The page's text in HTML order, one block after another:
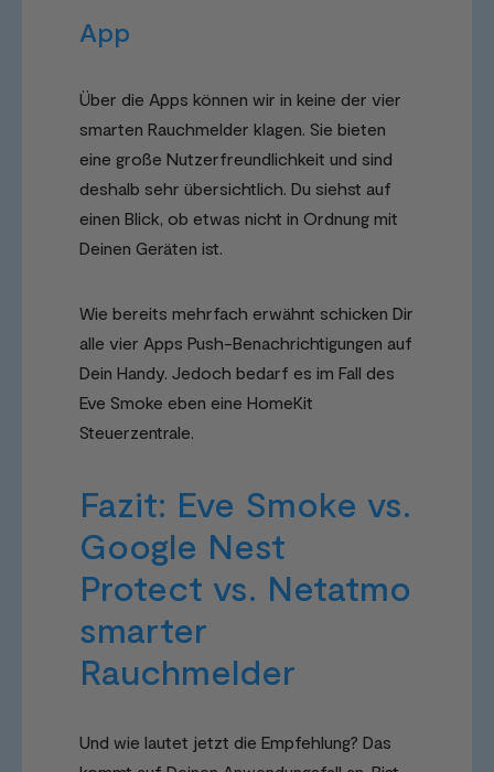
App
Über die Apps können wir in keine der vier
smarten Rauchmelder klagen. Sie bieten
eine große Nutzerfreundlichkeit und sind
deshalb sehr übersichtlich. Du siehst auf
einen Blick, ob etwas nicht in Ordnung mit
Deinen Geräten ist.
Wie bereits mehrfach erwähnt schicken Dir
alle vier Apps Push-Benachrichtigungen auf
Dein Handy. Jedoch bedarf es im Fall des
Eve Smoke eben eine HomeKit
Steuerzentrale.
Fazit: Eve Smoke vs.
Google Nest
Protect vs. Netatmo
smarter
Rauchmelder
Und wie lautet jetzt die Empfehlung? Das